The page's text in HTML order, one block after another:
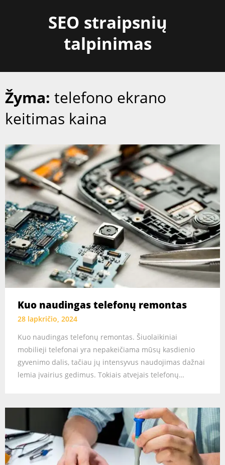
SEO straipsnių
talpinimas
Žyma: telefono ekrano
keitimas kaina
Kuo naudingas telefonų remontas
28 lapkričio, 2024
Kuo naudingas telefonų remontas. Šiuolaikiniai
mobilieji telefonai yra nepakeičiama mūsų kasdienio
gyvenimo dalis, tačiau jų intensyvus naudojimas dažnai
lemia įvairius gedimus. Tokiais atvejais telefonų…